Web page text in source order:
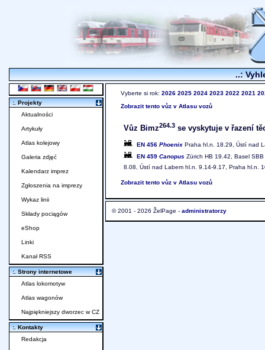
..:
Vyberte si rok: 2026 2025 2024 2023 2022 2021
Zobrazit tento vůz v Atlasu vozů
Vůz Bimz264.3 se vyskytuje v řazení
EN 456 Phoenix Praha hl.n. 18.29, Ústí nad
EN 459 Canopus Zürich HB 19.42, Basel
8.08, Ústí nad Labem hl.n. 9.14-9.17, Praha hl.n.
Zobrazit tento vůz v Atlasu vozů
© 2001 - 2026 ŽelPage - administratorzy
:. Projekty
Aktualności
Artykuły
Atlas kolejowy
Galeria zdjęć
Kalendarz imprez
Zgłoszenia na imprezy
Wykaz linii
Składy pociągów
eShop
Linki
Kanał RSS
:. Strony internetowe
Atlas lokomotyw
Atlas wagonów
Najpiękniejszy dworzec w CZ
:. Kontakty
Redakcja